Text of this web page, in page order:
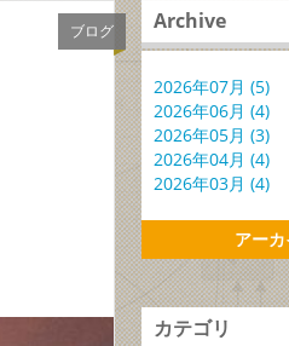
ブログ Archive
2026年07月 (5)
2026年06月 (4)
2026年05月 (3)
2026年04月 (4)
2026年03月 (4)
アー
カテゴリ